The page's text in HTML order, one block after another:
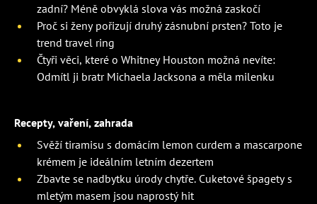
zadní? Méně obvyklá slova vás možná zaskočí
Proč si ženy pořizují druhý zásnubní prsten? Toto je
trend travel ring
Čtyři věci, které o Whitney Houston možná nevíte:
Odmítl ji bratr Michaela Jacksona a měla milenku
Recepty, vaření, zahrada
Svěží tiramisu s domácím lemon curdem a mascarpone
krémem je ideálním letním dezertem
Zbavte se nadbytku úrody chytře. Cuketové špagety s
mletým masem jsou naprostý hit